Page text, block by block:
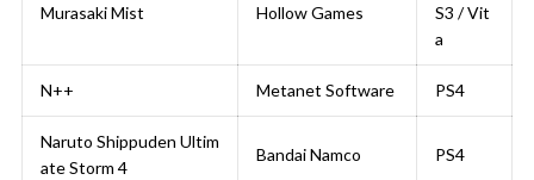
Murasaki Mist Hollow Games
S3 / Vit
a
N++ Metanet Software PS4
Naruto Shippuden Ultim
ate Storm 4
Bandai Namco PS4